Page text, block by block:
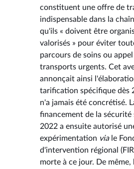
constituent une offre de
indispensable dans la
qu'ils « doivent être
valorisés » pour éviter
parcours de soins ou
transports urgents. Cet
annonçait ainsi
tarification spécifique dès
n'a jamais été concrétisé.
financement de la sécurité
2022 a ensuite autorisé
expérimentation viale
d'intervention régional
morte à ce jour. De même,